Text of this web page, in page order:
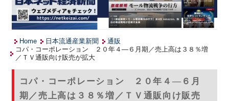
Home 日本流通産業新聞
通販
コパ・コーポレーション ２０年４―６月期／売上高は３８％増
／ＴＶ通販向け販売が拡大
コパ・コーポレーション ２０年４―６月
期／売上高は３８％増／ＴＶ通販向け販売